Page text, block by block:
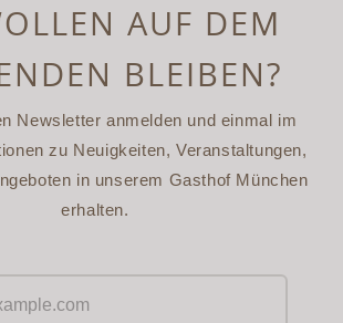
AUF DEM
BLEIBEN?
Newsletter anmelden und einmal im
zu Neuigkeiten, Veranstaltungen,
in unserem Gasthof München
erhalten.